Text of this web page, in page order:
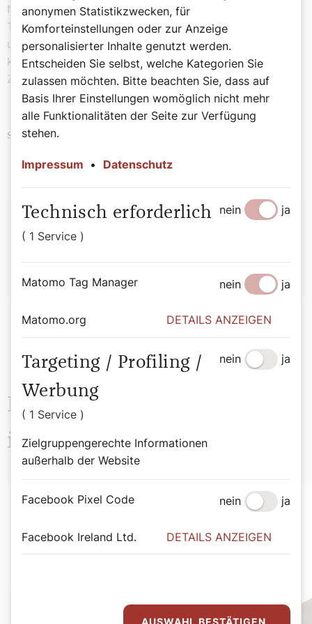
Niemand von uns weiß, was er angesichts von Qual und
Tod empfinden würde. Aber dieses Erlebnis von Glück
und Freude, die einem in der Not geschenkt werden
können – das ist eine leuchtende Botschaft in grauer
Zeit.
Schlagwörter
Autor:
Das könnte Sie auch
interessieren
anonymen Statistikzwecken, für
Komforteinstellungen oder zur Anzeige
personalisierter Inhalte genutzt werden.
Entscheiden Sie selbst, welche Kategorien Sie
zulassen möchten. Bitte beachten Sie, dass auf
Basis Ihrer Einstellungen womöglich nicht mehr
alle Funktionalitäten der Seite zur Verfügung
stehen.
Impressum • Datenschutz
Technisch erforderlich
( 1 Service )
nein ja
Matomo Tag Manager nein ja
Matomo.org DETAILS ANZEIGEN
Targeting / Profiling /
Werbung
( 1 Service )
Zielgruppengerechte Informationen
außerhalb der Website
nein ja
Facebook Pixel Code nein ja
Facebook Ireland Ltd. DETAILS ANZEIGEN
AUSWAHL BESTÄTIGEN